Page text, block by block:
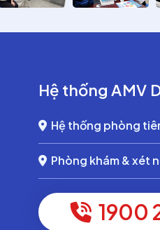
Hệ thống AMV
Hệ thống phòng
Phòng khám & xét
1900